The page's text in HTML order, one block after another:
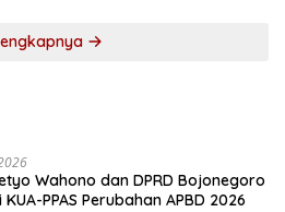
Wahono dan DPRD Bojonegoro
PPAS Perubahan APBD 2026